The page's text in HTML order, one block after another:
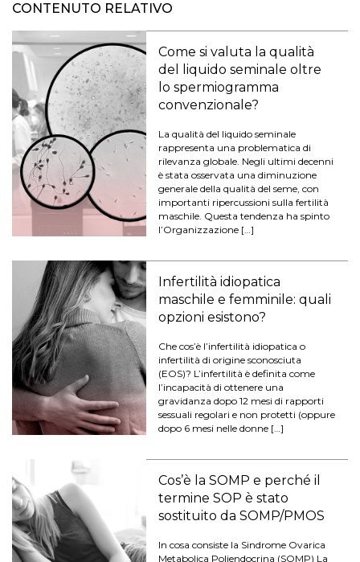
CONTENUTO RELATIVO
Come si valuta la qualità
del liquido seminale oltre
lo spermiogramma
convenzionale?
La qualità del liquido seminale
rappresenta una problematica di
rilevanza globale. Negli ultimi decenni
è stata osservata una diminuzione
generale della qualità del seme, con
importanti ripercussioni sulla fertilità
maschile. Questa tendenza ha spinto
l’Organizzazione […]
Infertilità idiopatica
maschile e femminile: quali
opzioni esistono?
Che cos’è l’infertilità idiopatica o
infertilità di origine sconosciuta
(EOS)? L’infertilità è definita come
l’incapacità di ottenere una
gravidanza dopo 12 mesi di rapporti
sessuali regolari e non protetti (oppure
dopo 6 mesi nelle donne […]
Cos’è la SOMP e perché il
termine SOP è stato
sostituito da SOMP/PMOS
In cosa consiste la Sindrome Ovarica
Metabolica Poliendocrina (SOMP) La